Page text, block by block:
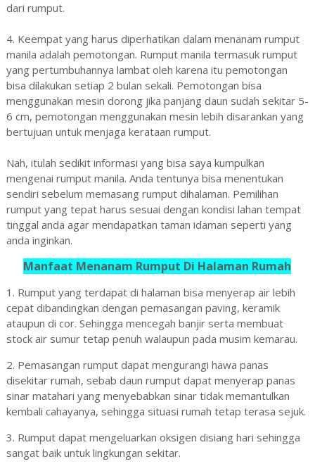
dari rumput.
4. Keempat yang harus diperhatikan dalam menanam rumput
manila adalah pemotongan. Rumput manila termasuk rumput
yang pertumbuhannya lambat oleh karena itu pemotongan
bisa dilakukan setiap 2 bulan sekali. Pemotongan bisa
menggunakan mesin dorong jika panjang daun sudah sekitar 5-
6 cm, pemotongan menggunakan mesin lebih disarankan yang
bertujuan untuk menjaga kerataan rumput.
Nah, itulah sedikit informasi yang bisa saya kumpulkan
mengenai rumput manila. Anda tentunya bisa menentukan
sendiri sebelum memasang rumput dihalaman. Pemilihan
rumput yang tepat harus sesuai dengan kondisi lahan tempat
tinggal anda agar mendapatkan taman idaman seperti yang
anda inginkan.
Manfaat Menanam Rumput Di Halaman Rumah
1. Rumput yang terdapat di halaman bisa menyerap air lebih
cepat dibandingkan dengan pemasangan paving, keramik
ataupun di cor. Sehingga mencegah banjir serta membuat
stock air sumur tetap penuh walaupun pada musim kemarau.
2. Pemasangan rumput dapat mengurangi hawa panas
disekitar rumah, sebab daun rumput dapat menyerap panas
sinar matahari yang menyebabkan sinar tidak memantulkan
kembali cahayanya, sehingga situasi rumah tetap terasa sejuk.
3. Rumput dapat mengeluarkan oksigen disiang hari sehingga
sangat baik untuk lingkungan sekitar.